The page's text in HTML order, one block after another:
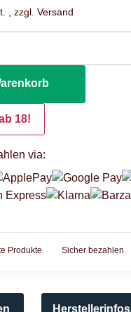
, zzgl.Versand
18!
via:
Produkte Sicher bezahlen
Herstellerinfos